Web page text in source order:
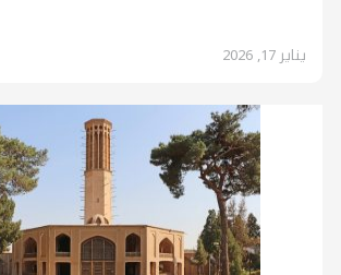
يناير 17, 2026